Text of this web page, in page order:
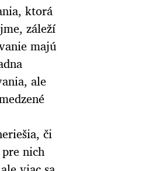
ktorá
záleží
majú
ale
či
nich